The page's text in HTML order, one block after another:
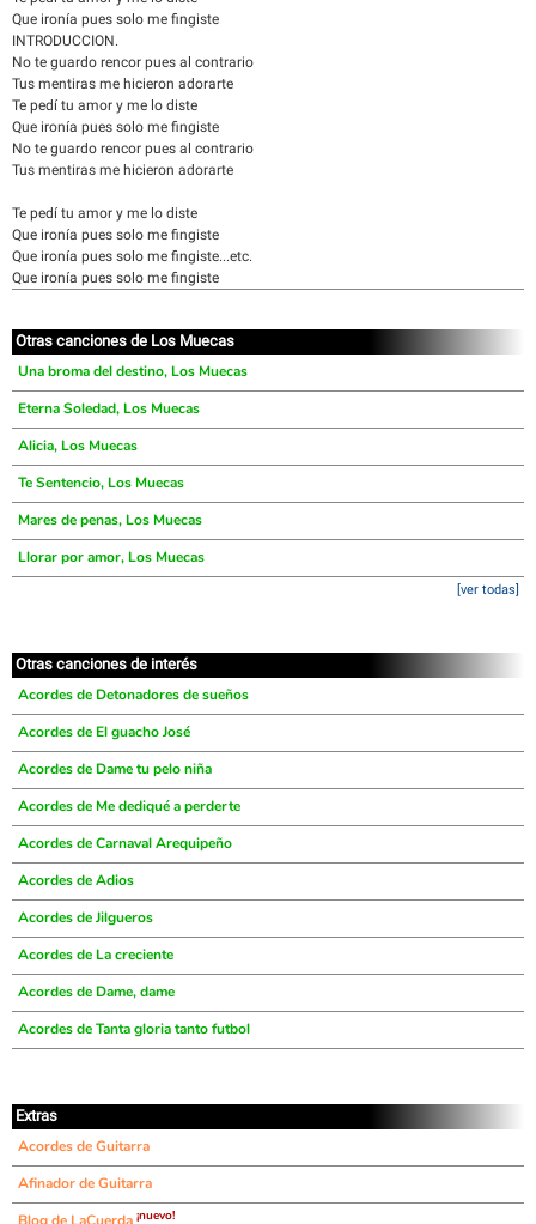
Que ironía pues solo me fingiste
INTRODUCCION.
No te guardo rencor pues al contrario
Tus mentiras me hicieron adorarte
Te pedí tu amor y me lo diste
Que ironía pues solo me fingiste
No te guardo rencor pues al contrario
Tus mentiras me hicieron adorarte
Te pedí tu amor y me lo diste
Que ironía pues solo me fingiste
Que ironía pues solo me fingiste...etc.
Que ironía pues solo me fingiste
Otras canciones de Los Muecas
Una broma del destino, Los Muecas
Eterna Soledad, Los Muecas
Alicia, Los Muecas
Te Sentencio, Los Muecas
Mares de penas, Los Muecas
Llorar por amor, Los Muecas
[ver todas]
Otras canciones de interés
Acordes de Detonadores de sueños
Acordes de El guacho José
Acordes de Dame tu pelo niña
Acordes de Me dediqué a perderte
Acordes de Carnaval Arequipeño
Acordes de Adios
Acordes de Jilgueros
Acordes de La creciente
Acordes de Dame, dame
Acordes de Tanta gloria tanto futbol
Extras
Acordes de Guitarra
Afinador de Guitarra
¡nuevo!